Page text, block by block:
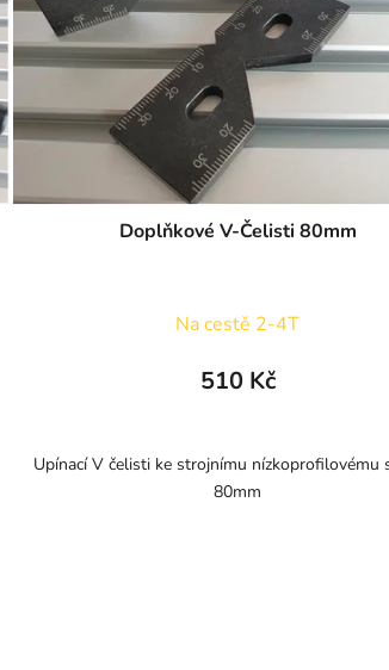
Doplňkové V-Čelisti 80mm
Na cestě 2-4T
510 Kč
Upínací V čelisti ke strojnímu nízkoprofilovému
80mm